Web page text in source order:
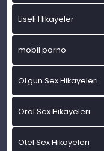
Liseli Hikayeler
mobil porno
OLgun Sex Hikayeleri
Oral Sex Hikayeleri
Otel Sex Hikayeleri